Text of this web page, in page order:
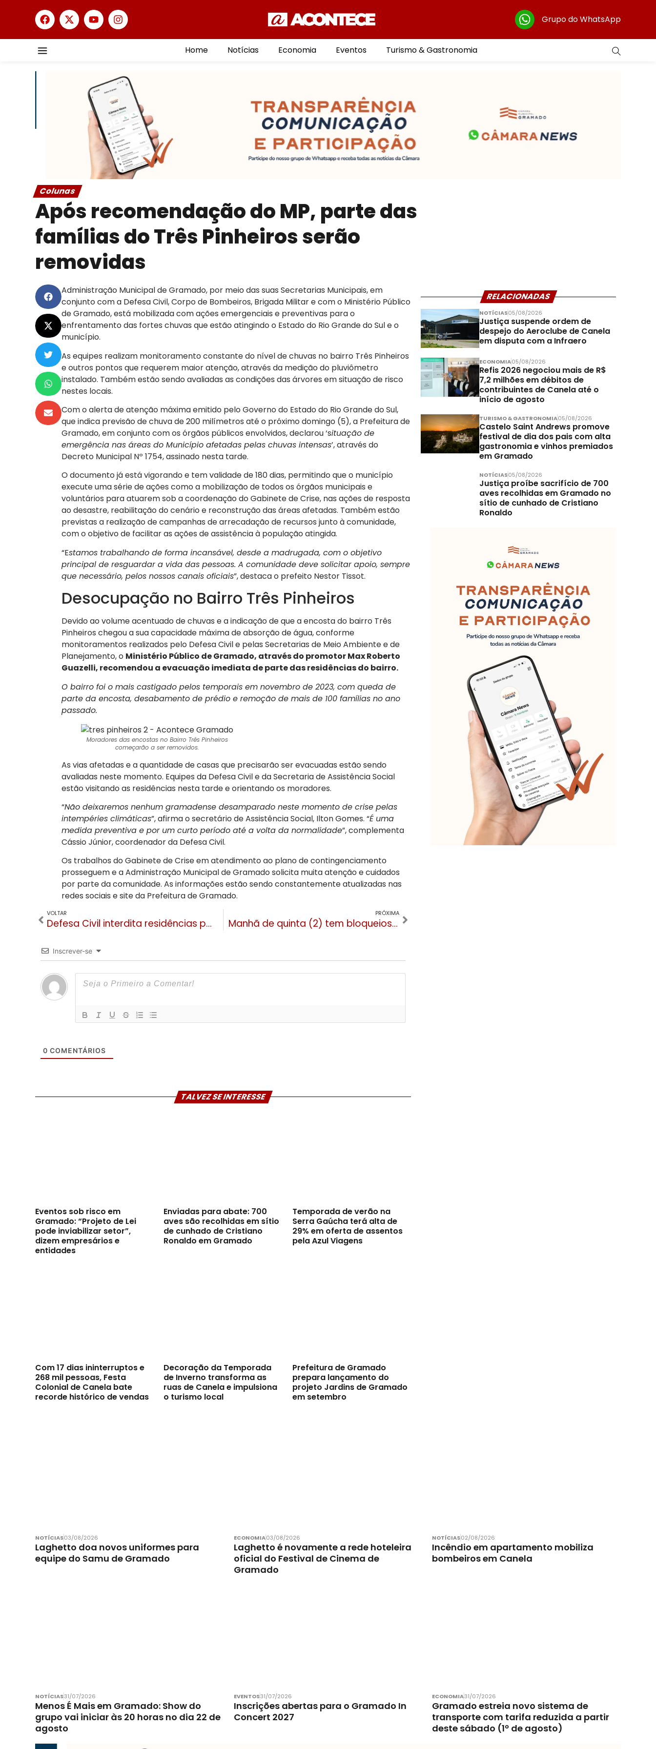
Grupo do WhatsApp
Home Notícias Economia Eventos Turismo & Gastronomia
Colunas
Após recomendação do MP, parte das
famílias do Três Pinheiros serão
removidas
Administração Municipal de Gramado, por meio das suas Secretarias Municipais, em
conjunto com a Defesa Civil, Corpo de Bombeiros, Brigada Militar e com o Ministério Público
de Gramado, está mobilizada com ações emergenciais e preventivas para o
enfrentamento das fortes chuvas que estão atingindo o Estado do Rio Grande do Sul e o
município.
As equipes realizam monitoramento constante do nível de chuvas no bairro Três Pinheiros
e outros pontos que requerem maior atenção, através da medição do pluviômetro
instalado. Também estão sendo avaliadas as condições das árvores em situação de risco
nestes locais.
Com o alerta de atenção máxima emitido pelo Governo do Estado do Rio Grande do Sul,
que indica previsão de chuva de 200 milímetros até o próximo domingo (5), a Prefeitura de
Gramado, em conjunto com os órgãos públicos envolvidos, declarou ‘situação de
emergência nas áreas do Município afetadas pelas chuvas intensas’, através do
Decreto Municipal Nº 1754, assinado nesta tarde.
O documento já está vigorando e tem validade de 180 dias, permitindo que o município
execute uma série de ações como a mobilização de todos os órgãos municipais e
voluntários para atuarem sob a coordenação do Gabinete de Crise, nas ações de resposta
ao desastre, reabilitação do cenário e reconstrução das áreas afetadas. Também estão
previstas a realização de campanhas de arrecadação de recursos junto à comunidade,
com o objetivo de facilitar as ações de assistência à população atingida.
“Estamos trabalhando de forma incansável, desde a madrugada, com o objetivo
principal de resguardar a vida das pessoas. A comunidade deve solicitar apoio, sempre
que necessário, pelos nossos canais oficiais”, destaca o prefeito Nestor Tissot.
Desocupação no Bairro Três Pinheiros
Devido ao volume acentuado de chuvas e a indicação de que a encosta do bairro Três
Pinheiros chegou a sua capacidade máxima de absorção de água, conforme
monitoramentos realizados pelo Defesa Civil e pelas Secretarias de Meio Ambiente e de
Planejamento, o Ministério Público de Gramado, através do promotor Max Roberto
Guazelli, recomendou a evacuação imediata de parte das residências do bairro.
O bairro foi o mais castigado pelos temporais em novembro de 2023, com queda de
parte da encosta, desabamento de prédio e remoção de mais de 100 famílias no ano
passado.
Moradores das encostas no Bairro Três Pinheiros
começarão a ser removidos.
As vias afetadas e a quantidade de casas que precisarão ser evacuadas estão sendo
avaliadas neste momento. Equipes da Defesa Civil e da Secretaria de Assistência Social
estão visitando as residências nesta tarde e orientando os moradores.
“Não deixaremos nenhum gramadense desamparado neste momento de crise pelas
intempéries climáticas”, afirma o secretário de Assistência Social, Ilton Gomes. “É uma
medida preventiva e por um curto período até a volta da normalidade”, complementa
Cássio Júnior, coordenador da Defesa Civil.
Os trabalhos do Gabinete de Crise em atendimento ao plano de contingenciamento
prosseguem e a Administração Municipal de Gramado solicita muita atenção e cuidados
por parte da comunidade. As informações estão sendo constantemente atualizadas nas
redes sociais e site da Prefeitura de Gramado.
VOLTAR
Defesa Civil interdita residências por risco de desabamento em Canela
PRÓXIMA
Manhã de quinta (2) tem bloqueios totais nas rodovias de Gramado, Nova Petrópolis, Três Coroas e Taquara
Inscrever-se
0 COMENTÁRIOS
TALVEZ SE INTERESSE
Eventos sob risco em
Gramado: “Projeto de Lei
pode inviabilizar setor”,
dizem empresários e
entidades
Enviadas para abate: 700
aves são recolhidas em sítio
de cunhado de Cristiano
Ronaldo em Gramado
Temporada de verão na
Serra Gaúcha terá alta de
29% em oferta de assentos
pela Azul Viagens
Com 17 dias ininterruptos e
268 mil pessoas, Festa
Colonial de Canela bate
recorde histórico de vendas
Decoração da Temporada
de Inverno transforma as
ruas de Canela e impulsiona
o turismo local
Prefeitura de Gramado
prepara lançamento do
projeto Jardins de Gramado
em setembro
RELACIONADAS
NOTÍCIAS05/08/2026
Justiça suspende ordem de
despejo do Aeroclube de Canela
em disputa com a Infraero
ECONOMIA05/08/2026
Refis 2026 negociou mais de R$
7,2 milhões em débitos de
contribuintes de Canela até o
início de agosto
TURISMO & GASTRONOMIA05/08/2026
Castelo Saint Andrews promove
festival de dia dos pais com alta
gastronomia e vinhos premiados
em Gramado
NOTÍCIAS05/08/2026
Justiça proíbe sacrifício de 700
aves recolhidas em Gramado no
sítio de cunhado de Cristiano
Ronaldo
NOTÍCIAS03/08/2026
Laghetto doa novos uniformes para
equipe do Samu de Gramado
ECONOMIA03/08/2026
Laghetto é novamente a rede hoteleira
oficial do Festival de Cinema de
Gramado
NOTÍCIAS02/08/2026
Incêndio em apartamento mobiliza
bombeiros em Canela
NOTÍCIAS31/07/2026
Menos É Mais em Gramado: Show do
grupo vai iniciar às 20 horas no dia 22 de
agosto
EVENTOS31/07/2026
Inscrições abertas para o Gramado In
Concert 2027
ECONOMIA31/07/2026
Gramado estreia novo sistema de
transporte com tarifa reduzida a partir
deste sábado (1º de agosto)